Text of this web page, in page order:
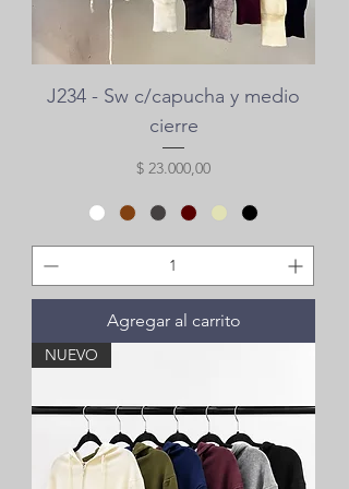
J234 - Sw c/capucha y medio
cierre
Precio
$ 23.000,00
Agregar al carrito
NUEVO